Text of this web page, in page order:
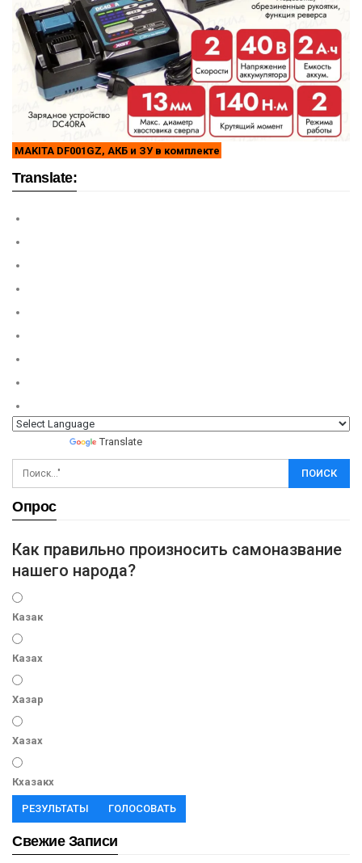
MAKITA DF001GZ, АКБ и ЗУ в комплекте
Translate:
Translate
Опрос
Как правильно произносить самоназвание
нашего народа?
Казак
Казах
Хазар
Хазах
Кхазакх
РЕЗУЛЬТАТЫ ГОЛОСОВАТЬ
Свежие Записи